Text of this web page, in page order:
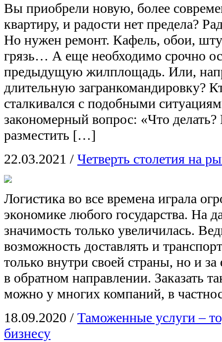
Вы приобрели новую, более
квартиру, и радости нет предела?
Но нужен ремонт. Кафель, обои,
грязь… А еще необходимо срочно
предыдущую жилплощадь. Или,
длительную загранкомандировку?
сталкивался с подобными
закономерный вопрос: «Что делать?
разместить […]
22.03.2021 / Четверть столетия на
Логистика во все времена играла
экономике любого государства. На
значимость только увеличилась.
возможность доставлять и
только внутри своей страны, но и
в обратном направлении. Заказать
можно у многих компаний, в
18.09.2020 / Таможенные услуги –
бизнесу